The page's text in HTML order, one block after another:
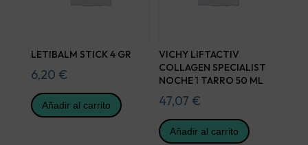
LETIBALM STICK 4 GR
6,20 €
Añadir al carrito
VICHY LIFTACTIV
COLLAGEN SPECIALIST
NOCHE 1 TARRO 50 ML
47,07 €
Añadir al carrito